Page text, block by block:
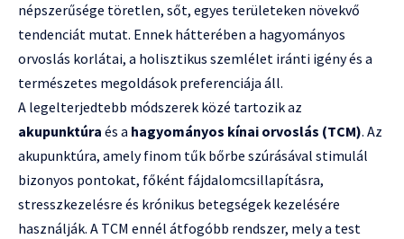
népszerűsége töretlen, sőt, egyes területeken növekvő
tendenciát mutat. Ennek hátterében a hagyományos
orvoslás korlátai, a holisztikus szemlélet iránti igény és a
természetes megoldások preferenciája áll.
A legelterjedtebb módszerek közé tartozik az
akupunktúra és a hagyományos kínai orvoslás (TCM). Az
akupunktúra, amely finom tűk bőrbe szúrásával stimulál
bizonyos pontokat, főként fájdalomcsillapításra,
stresszkezelésre és krónikus betegségek kezelésére
használják. A TCM ennél átfogóbb rendszer, mely a test